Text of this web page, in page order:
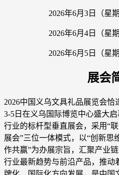
2026年6月3日（星
2026年6月4日（星
2026年6月5日（星
展会
2026中国义乌文具礼品展览会恰
3-5日在义乌国际博览中心盛大
行业的标杆型垂直展会，采用“
展会”三位一体模式，以“创新思
作共赢”为办展宗旨，汇聚产业
行业最新趋势与前沿产品，推动